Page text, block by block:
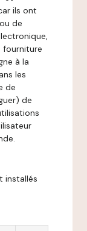
ils ont
de
fourniture
à la
les
de
de
installés